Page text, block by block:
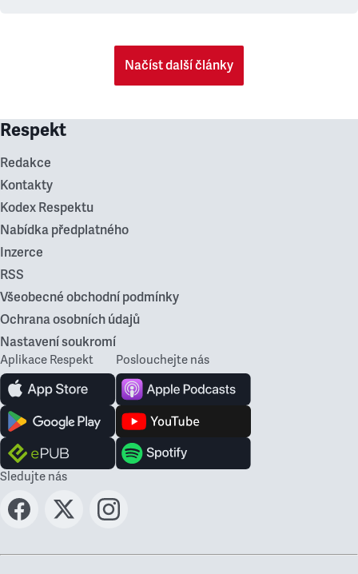
Načíst další články
Respekt
Redakce
Kontakty
Kodex Respektu
Nabídka předplatného
Inzerce
RSS
Všeobecné obchodní podmínky
Ochrana osobních údajů
Nastavení soukromí
Aplikace Respekt Poslouchejte nás
Sledujte nás